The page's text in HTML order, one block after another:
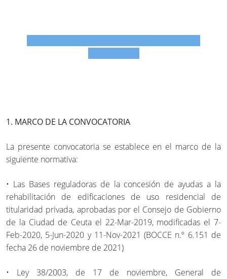
1. MARCO DE LA CONVOCATORIA
La presente convocatoria se establece en el marco de la
siguiente normativa:
• Las Bases reguladoras de la concesión de ayudas a la
rehabilitación de edificaciones de uso residencial de
titularidad privada, aprobadas por el Consejo de Gobierno
de la Ciudad de Ceuta el 22-Mar-2019, modificadas el 7-
Feb-2020, 5-Jun-2020 y 11-Nov-2021 (BOCCE n.º 6.151 de
fecha 26 de noviembre de 2021)
• Ley 38/2003, de 17 de noviembre, General de